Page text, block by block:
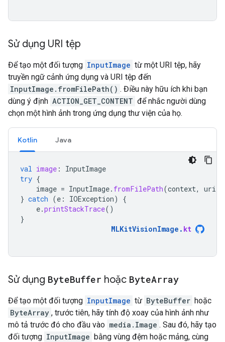
Sử dụng URI tệp
Để tạo một đối tượng InputImage từ một URI tệp, hãy
truyền ngữ cảnh ứng dụng và URI tệp đến
InputImage.fromFilePath() . Điều này hữu ích khi bạn
dùng ý định ACTION_GET_CONTENT để nhắc người dùng
chọn một hình ảnh trong ứng dụng thư viện của họ.
Kotlin Java
val image :
InputImage
try {
image = InputImage. fromFilePath(context, uri
} catch (e : IOException)
{
e.printStackTrace()
}
MLKitVisionImage . kt
Sử dụng ByteBuffer hoặc ByteArray
Để tạo một đối tượng InputImage từ ByteBuffer hoặc
ByteArray , trước tiên, hãy tính độ xoay của hình ảnh như
mô tả trước đó cho đầu vào media.Image . Sau đó, hãy tạo
đối tượng InputImage bằng vùng đệm hoặc mảng, cùng